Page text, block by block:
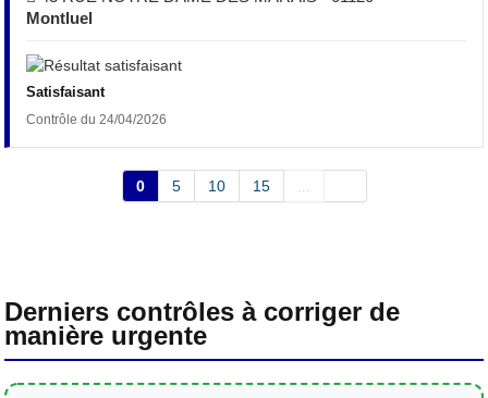
Montluel
Satisfaisant
Contrôle du 24/04/2026
0 5 10 15
Derniers contrôles à corriger de
manière urgente